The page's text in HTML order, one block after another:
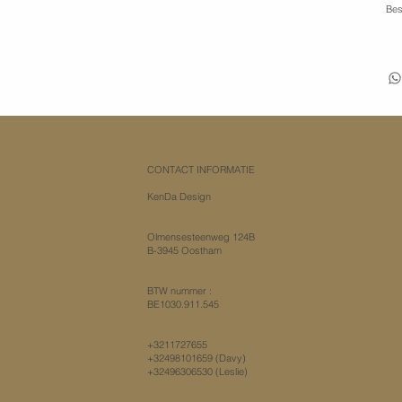
CONTACT INFORMATIE
KenDa Design
Olmensesteenweg 124B
B-3945 Oostham
​BTW nummer :
BE1030.911.545​
+3211727655
+32498101659 (Davy)
+32496306530 (Leslie)